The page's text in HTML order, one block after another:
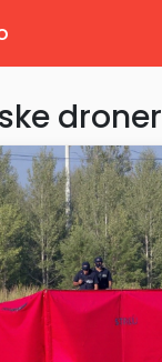
droner